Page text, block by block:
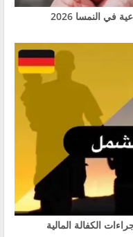
النمسا 2026
شمل العائلات في ألمانيا 2026: إجراءات الكفالة المالية